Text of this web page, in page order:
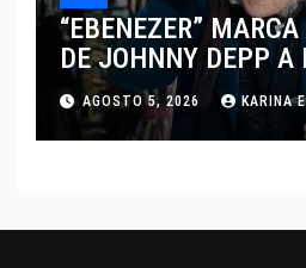
“EBENEZER” MARCA
DE JOHNNY DEPP A
TRAS SU PASO POR
INDEPENDIENTE
AGOSTO 5, 2026 KARINA